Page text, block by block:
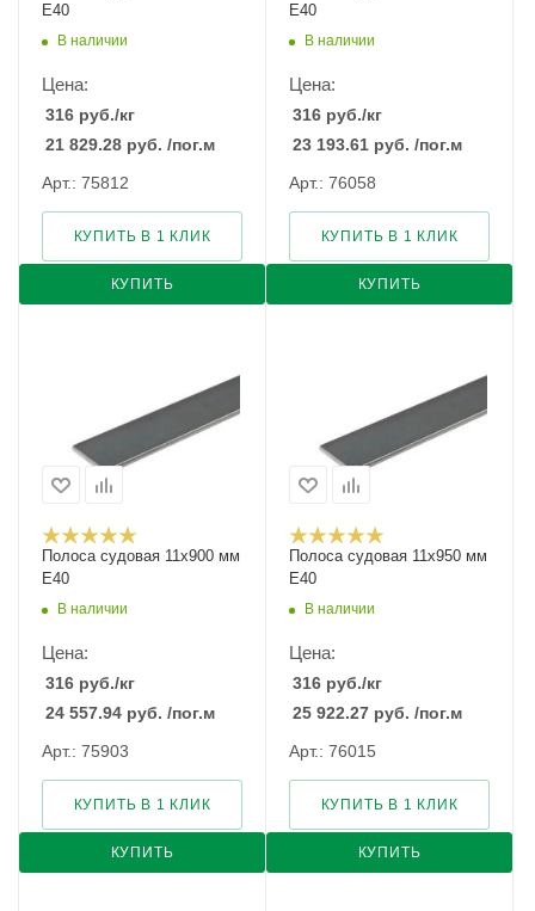
E40
В наличии
Цена:
316 руб./кг
21 829.28 руб. /пог.м
Арт.: 75812
КУПИТЬ
КУПИТЬ В 1 КЛИК
E40
В наличии
Цена:
316 руб./кг
23 193.61 руб. /пог.м
Арт.: 76058
КУПИТЬ
КУПИТЬ В 1 КЛИК
Полоса судовая 11х900 мм
E40
В наличии
Цена:
316 руб./кг
24 557.94 руб. /пог.м
Арт.: 75903
КУПИТЬ
КУПИТЬ В 1 КЛИК
Полоса судовая 11х950 мм
E40
В наличии
Цена:
316 руб./кг
25 922.27 руб. /пог.м
Арт.: 76015
КУПИТЬ
КУПИТЬ В 1 КЛИК